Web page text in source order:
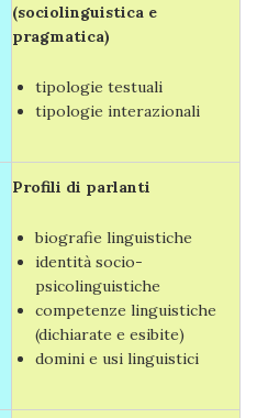
(sociolinguistica e
pragmatica)
tipologie testuali
tipologie interazionali
Profili di parlanti
biografie linguistiche
identità socio-
psicolinguistiche
competenze linguistiche
(dichiarate e esibite)
domini e usi linguistici